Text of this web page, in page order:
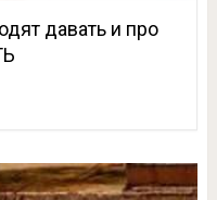
давать и про